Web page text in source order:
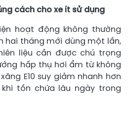
cách cho xe ít sử dụng
hoạt động không thường
hai tháng mới dùng một lần,
liệu cần được chú trọng
hấp thụ hơi ẩm từ không
E10 suy giảm nhanh hơn
tồn chứa lâu ngày trong